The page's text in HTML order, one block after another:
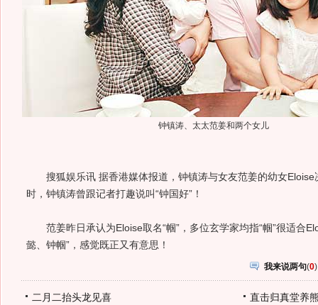
钟镇涛、太太范姜和两个女儿
搜狐娱乐讯 据香港媒体报道，钟镇涛与女友范姜的幼女Eloise
时，钟镇涛曾跟记者打趣说叫“钟国好”！
范姜昨日承认为Eloise取名“帼”，多位玄学家均指“帼”很适合
懿、钟帼”，感觉既正又有意思！
我来说两句(0)
二月二抬头龙见喜 直击归真堂养